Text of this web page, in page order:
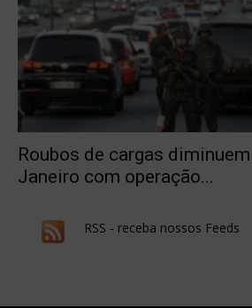
Roubos de cargas
Janeiro com operação...
RSS - receba nossos Feeds